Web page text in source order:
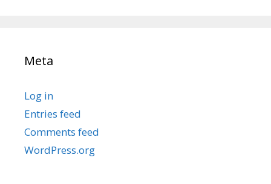
Meta
Log in
Entries feed
Comments feed
WordPress.org